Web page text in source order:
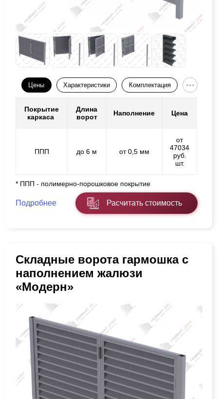
Цены Характеристики Комплектация
Покрытие
каркаса
Длина
ворот
Наполнение Цена
ППП до 6 м от 0,5 мм
от
47034
руб.
шт.
* ППП - полимерно-порошковое покрытие
Подробнее Расчитать стоимость
Складные ворота гармошка с
наполнением жалюзи
«Модерн»